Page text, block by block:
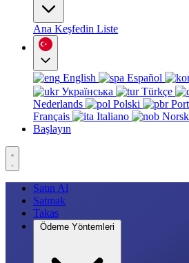
Ana Keşfedin Liste
English Español
Українська
Türkçe
Nederlands
Polski
Français
Italiano
Başlayın
Satın Al
Satmak
Takas
Ödeme Yöntemleri